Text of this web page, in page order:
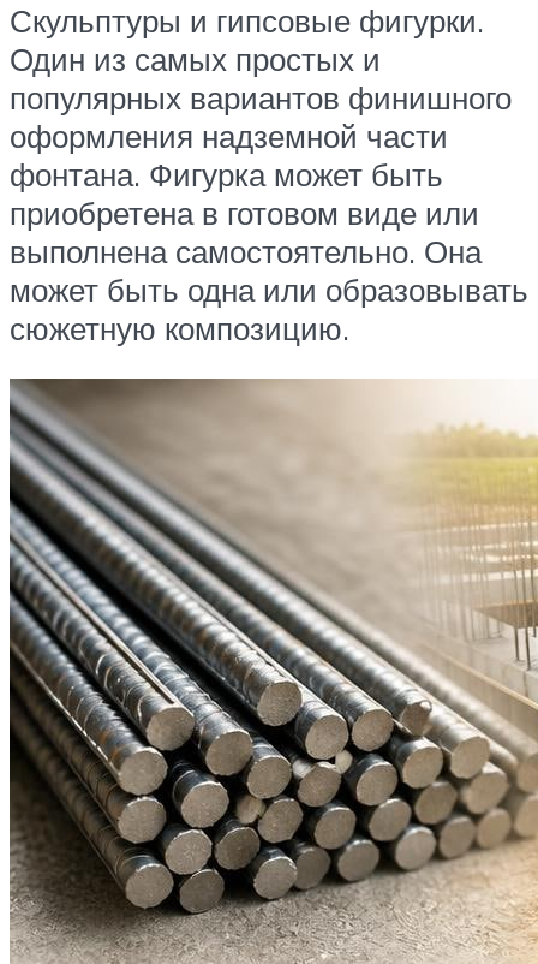
Скульптуры и гипсовые фигурки.
Один из самых простых и
популярных вариантов финишного
оформления надземной части
фонтана. Фигурка может быть
приобретена в готовом виде или
выполнена самостоятельно. Она
может быть одна или образовывать
сюжетную композицию.